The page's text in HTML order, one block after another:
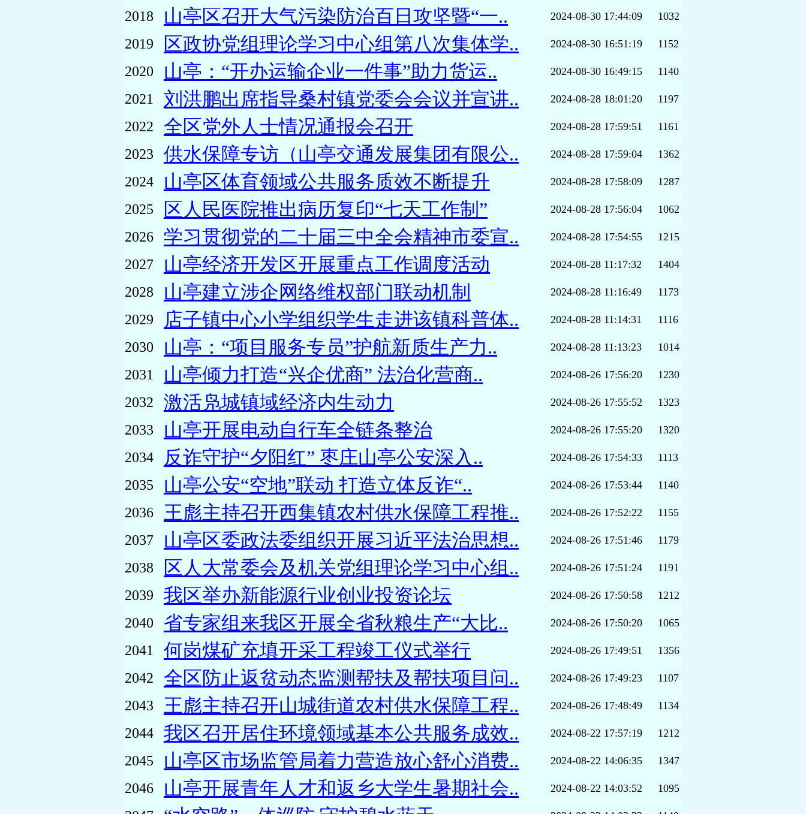
2018 山亭区召开大气污染防治百日攻坚暨“一.. 2024-08-30 17:44:09 1032
2019 区政协党组理论学习中心组第八次集体学.. 2024-08-30 16:51:19 1152
2020 山亭：“开办运输企业一件事”助力货运.. 2024-08-30 16:49:15 1140
2021 刘洪鹏出席指导桑村镇党委会会议并宣讲.. 2024-08-28 18:01:20 1197
2022 全区党外人士情况通报会召开 2024-08-28 17:59:51 1161
2023 供水保障专访（山亭交通发展集团有限公.. 2024-08-28 17:59:04 1362
2024 山亭区体育领域公共服务质效不断提升 2024-08-28 17:58:09 1287
2025 区人民医院推出病历复印“七天工作制” 2024-08-28 17:56:04 1062
2026 学习贯彻党的二十届三中全会精神市委宣.. 2024-08-28 17:54:55 1215
2027 山亭经济开发区开展重点工作调度活动 2024-08-28 11:17:32 1404
2028 山亭建立涉企网络维权部门联动机制 2024-08-28 11:16:49 1173
2029 店子镇中心小学组织学生走进该镇科普体.. 2024-08-28 11:14:31 1116
2030 山亭：“项目服务专员”护航新质生产力.. 2024-08-28 11:13:23 1014
2031 山亭倾力打造“兴企优商” 法治化营商.. 2024-08-26 17:56:20 1230
2032 激活凫城镇域经济内生动力 2024-08-26 17:55:52 1323
2033 山亭开展电动自行车全链条整治 2024-08-26 17:55:20 1320
2034 反诈守护“夕阳红” 枣庄山亭公安深入.. 2024-08-26 17:54:33 1113
2035 山亭公安“空地”联动 打造立体反诈“.. 2024-08-26 17:53:44 1140
2036 王彪主持召开西集镇农村供水保障工程推.. 2024-08-26 17:52:22 1155
2037 山亭区委政法委组织开展习近平法治思想.. 2024-08-26 17:51:46 1179
2038 区人大常委会及机关党组理论学习中心组.. 2024-08-26 17:51:24 1191
2039 我区举办新能源行业创业投资论坛 2024-08-26 17:50:58 1212
2040 省专家组来我区开展全省秋粮生产“大比.. 2024-08-26 17:50:20 1065
2041 何岗煤矿充填开采工程竣工仪式举行 2024-08-26 17:49:51 1356
2042 全区防止返贫动态监测帮扶及帮扶项目问.. 2024-08-26 17:49:23 1107
2043 王彪主持召开山城街道农村供水保障工程.. 2024-08-26 17:48:49 1134
2044 我区召开居住环境领域基本公共服务成效.. 2024-08-22 17:57:19 1212
2045 山亭区市场监管局着力营造放心舒心消费.. 2024-08-22 14:06:35 1347
2046 山亭开展青年人才和返乡大学生暑期社会.. 2024-08-22 14:03:52 1095